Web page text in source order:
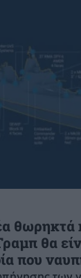
θωρηκτά
θα
που